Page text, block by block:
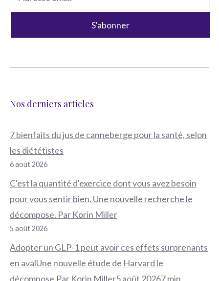
Nos derniers articles
7 bienfaits du jus de canneberge pour la santé, selon
les diététistes
6 août 2026
C'est la quantité d'exercice dont vous avez besoin
pour vous sentir bien. Une nouvelle recherche le
décompose. Par Korin Miller
5 août 2026
Adopter un GLP-1 peut avoir ces effets surprenants
en avalUne nouvelle étude de Harvard le
décompose.Par Korin Miller5 août 20267 min